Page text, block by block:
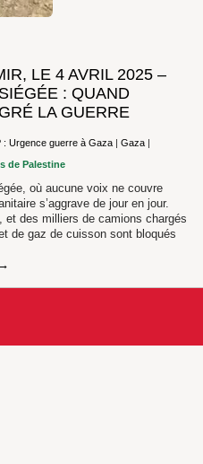
LE 4 AVRIL 2025 –
: QUAND
LA GUERRE
: Urgence guerre à Gaza |Gaza |
de Palestine
où aucune voix ne couvre
s’aggrave de jour en jour.
et des milliers de camions chargés
de gaz de cuisson sont bloqués